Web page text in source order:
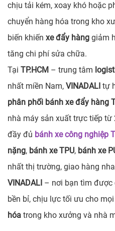
chịu tải kém, xoay khó hoặc
chuyển hàng hóa trong kho
biến khiến xe đẩy hàng giảm
tăng chi phí sửa chữa.
Tại TP.HCM – trung tâm
nhất miền Nam, VINADALI tự
phân phối bánh xe đẩy hàng
nhà máy sản xuất trực tiếp từ
đầy đủ bánh xe công nghiệp
nặng, bánh xe TPU, bánh xe
nhất thị trường, giao hàng
VINADALI – nơi bạn tìm được
bền bỉ, chịu lực tối ưu cho
hóa trong kho xưởng và nhà